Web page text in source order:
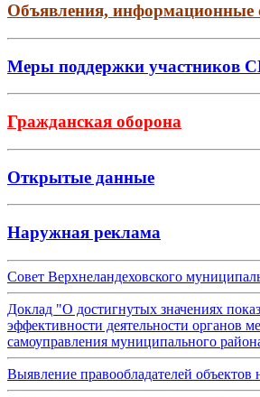
Объявления, информационные
Меры поддержки участников
Гражданская оборона
Открытые данные
Наружная реклама
Совет Верхнеландеховского
Доклад "О достигнутых значениях
эффективности деятельности органов
самоуправления муниципального
Выявление правообладателей объектов